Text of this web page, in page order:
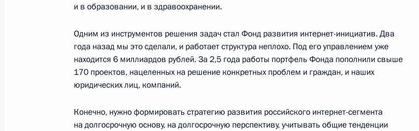
Внесены изменения в закон о рекламе
4 февраля 2015 года, 12:35
Внесены изменения в ряд статей закона об информации,
КоАП
и в образовании, и в здравоохранении.
Одним из инструментов решения задач стал Фонд развития интернет-инициатив. Два
года назад мы это сделали, и работает структура неплохо. Под его управлением уже
находится 6 миллиардов рублей. За 2,5 года работы портфель Фонда пополнили свыше
170 проектов, нацеленных на решение конкретных проблем и граждан, и наших
юридических лиц, компаний.
Конечно, нужно формировать стратегию развития российского интернет-сегмента
на долгосрочную основу, на долгосрочную перспективу, учитывать общие тенденции